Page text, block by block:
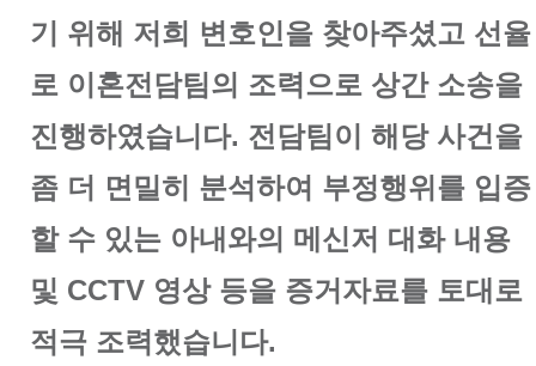
기 위해 저희 변호인을 찾아주셨고 선율
로 이혼전담팀의 조력으로 상간 소송을
진행하였습니다. 전담팀이 해당 사건을
좀 더 면밀히 분석하여 부정행위를 입증
할 수 있는 아내와의 메신저 대화 내용
및 CCTV 영상 등을 증거자료를 토대로
적극 조력했습니다.